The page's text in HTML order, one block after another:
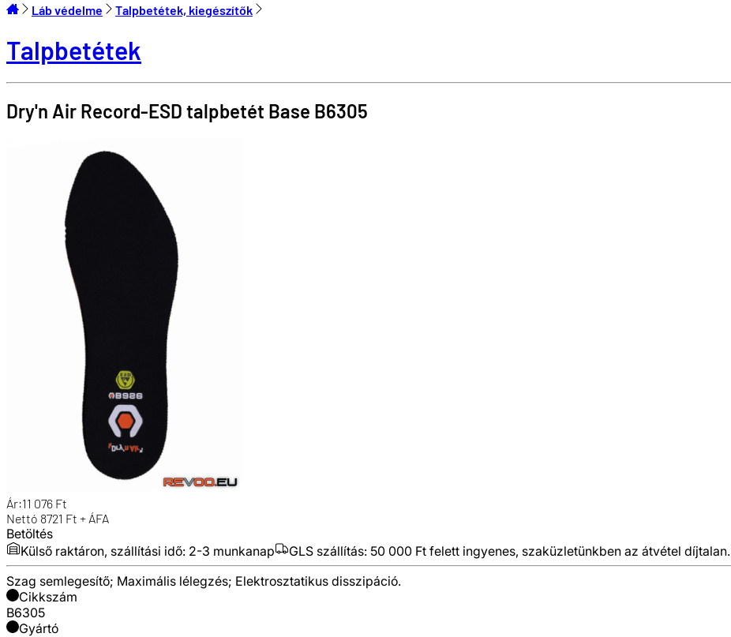
Láb védelme Talpbetétek, kiegészítők
Talpbetétek
Dry'n Air Record-ESD talpbetét Base B6305
Ár:11 076 Ft
Nettó 8721 Ft + ÁFA
Betöltés
Külső raktáron, szállítási idő: 2-3 munkanap GLS szállítás: 50 000 Ft felett ingyenes, szaküzletünkben az átvétel díjtalan.
Szag semlegesítő; Maximális lélegzés; Elektrosztatikus disszipáció.
Cikkszám
B6305
Gyártó